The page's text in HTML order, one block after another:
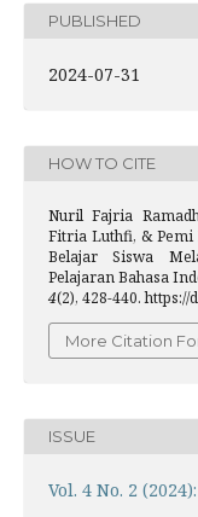
PUBLISHED
2024-07-31
HOW TO CITE
Nuril Fajria
Fitria Luthfi, & Pemi
Belajar Siswa
Pelajaran Bahasa
4(2), 428-440.
More Citation
ISSUE
Vol. 4 No. 2